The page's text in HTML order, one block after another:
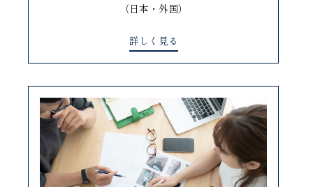
（日本・外国）
詳しく見る